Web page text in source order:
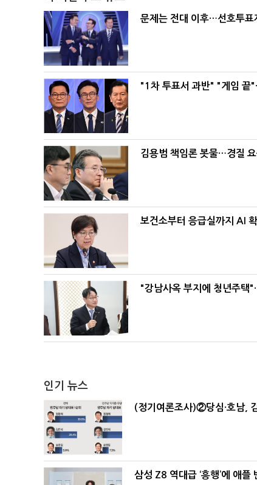
문제는 전대 이후…선호투
"1차 투표서 과반" "게임 끝
김용범 책임론 봇물…경질
보건소부터 응급실까지 AI
"강남사옥 부지에 청년주택
인기 뉴스
(정기여론조사)②당심·호남,
삼성 Z8 역대급 ‘흥행’에 애플